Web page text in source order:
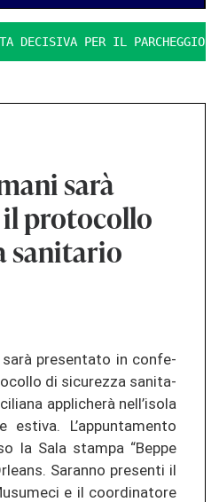
IL PARCHEGGIO MULTIPIANO A
sarà
protocollo
sanitario
sarà pre­sen­ta­to in con­fe­
di si­cu­re­z­za sa­ni­ta­
applicherà nell’isola
L’ap­pun­ta­men­to
la Sala stam­pa “Beppe
Sa­ran­no pre­sen­ti il
e il co­or­di­na­to­re